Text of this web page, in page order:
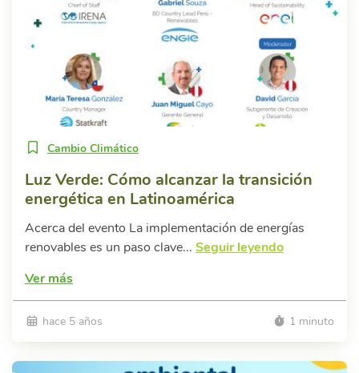
Cambio Climático
Luz Verde: Cómo alcanzar la transición
energética en Latinoamérica
Acerca del evento La implementación de energías
renovables es un paso clave... Seguir leyendo
Ver más
hace 5 años 1 minuto